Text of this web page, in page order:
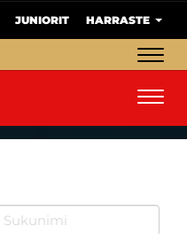
JUNIORIT HARRASTE